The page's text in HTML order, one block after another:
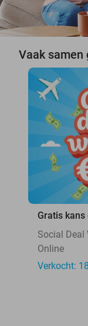
Vaak samen
Gratis
Social Deal
Online
Verkocht: